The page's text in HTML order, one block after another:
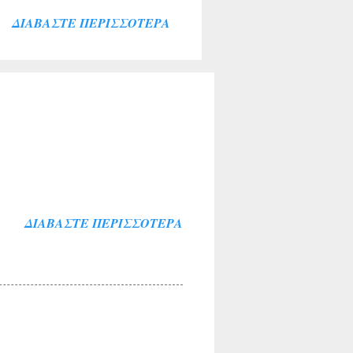
Αρβελέρ η οποία
για το σκοπό αυτό. Ήταν
ευλογία η παρουσία του
ΔΙΑΒΆΣΤΕ ΠΕΡΙΣΣΌΤΕΡΑ
ΔΙΑΒΆΣΤΕ ΠΕΡΙΣΣΌΤΕΡΑ